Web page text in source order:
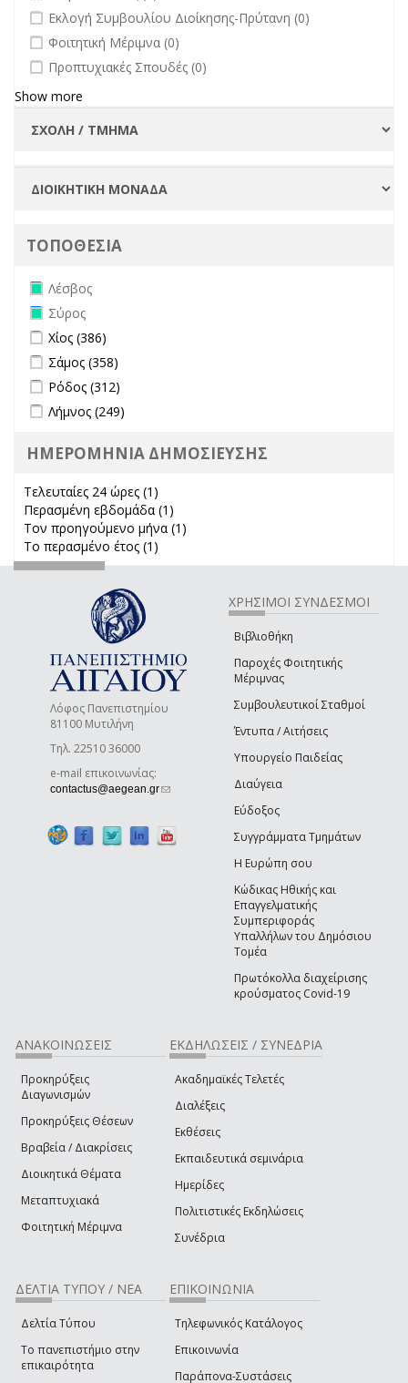
undefined
Εκλογή Συμβουλίου Διοίκησης-Πρύτανη (0)
undefined
Φοιτητική Μέριμνα (0)
undefined
Προπτυχιακές Σπουδές (0)
Show more
ΤΟΠΟΘΕΣΙΑ
Remove Λέσβος filter
Λέσβος
Remove Σύρος filter
Σύρος
Apply Χίος filter
Χίος (386)
Apply Σάμος filter
Σάμος (358)
Apply Ρόδος filter
Ρόδος (312)
Apply Λήμνος filter
Λήμνος (249)
ΗΜΕΡΟΜΗΝΙΑ ΔΗΜΟΣΙΕΥΣΗΣ
Τελευταίες 24 ώρες (1)
Περασμένη εβδομάδα (1)
Τον προηγούμενο μήνα (1)
Το περασμένο έτος (1)
Λόφος Πανεπιστημίου
81100 Μυτιλήνη
Τηλ. 22510 36000
e-mail επικοινωνίας:
contactus@aegean.gr(link sends e-mail)
ΧΡΗΣΙΜΟΙ ΣΥΝΔΕΣΜΟΙ
Βιβλιοθήκη
Παροχές Φοιτητικής
Μέριμνας
Συμβουλευτικοί Σταθμοί
Έντυπα / Αιτήσεις
Υπουργείο Παιδείας
Διαύγεια
Εύδοξος
Συγγράμματα Τμημάτων
Η Ευρώπη σου
Κώδικας Ηθικής και
Επαγγελματικής
Συμπεριφοράς
Υπαλλήλων του Δημόσιου
Τομέα
Πρωτόκολλα διαχείρισης
κρούσματος Covid-19
ΑΝΑΚΟΙΝΩΣΕΙΣ
Προκηρύξεις
Διαγωνισμών
Προκηρύξεις Θέσεων
Βραβεία / Διακρίσεις
Διοικητικά Θέματα
Μεταπτυχιακά
Φοιτητική Μέριμνα
ΕΚΔΗΛΩΣΕΙΣ / ΣΥΝΕΔΡΙΑ
Ακαδημαϊκές Τελετές
Διαλέξεις
Εκθέσεις
Εκπαιδευτικά σεμινάρια
Ημερίδες
Πολιτιστικές Εκδηλώσεις
Συνέδρια
ΔΕΛΤΙΑ ΤΥΠΟΥ / ΝΕΑ
Δελτία Τύπου
Το πανεπιστήμιο στην
επικαιρότητα
ΕΠΙΚΟΙΝΩΝΙΑ
Τηλεφωνικός Κατάλογος
Επικοινωνία
Παράπονα-Συστάσεις